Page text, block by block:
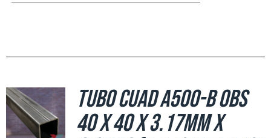
Tubo Cuad A500-B OBS
40 x 40 x 3.17mm x